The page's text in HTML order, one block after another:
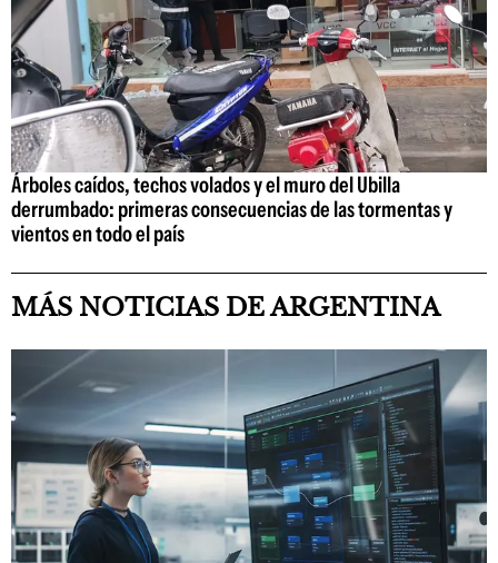
Árboles caídos, techos volados y el muro del Ubilla
derrumbado: primeras consecuencias de las tormentas y
vientos en todo el país
MÁS NOTICIAS DE ARGENTINA